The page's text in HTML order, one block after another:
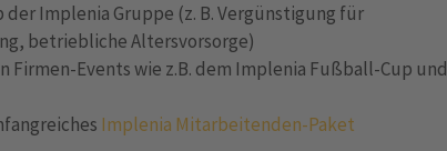
Implenia Gruppe (z. B. Vergünstigung für
betriebliche Altersvorsorge)
Firmen-Events wie z.B. dem Implenia Fußball-Cup und
Implenia Mitarbeitenden-Paket